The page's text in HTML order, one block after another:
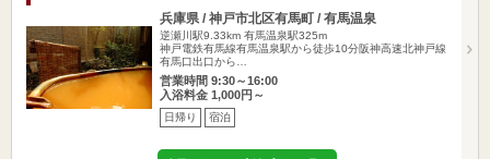
兵庫県 / 神戸市北区有馬町 / 有馬温泉
逆瀬川駅9.33km 有馬温泉駅325m
神戸電鉄有馬線有馬温泉駅から徒歩10分阪神高速北神戸線
有馬口出口から…
営業時間 9:30～16:00
入浴料金 1,000円～
日帰り 宿泊